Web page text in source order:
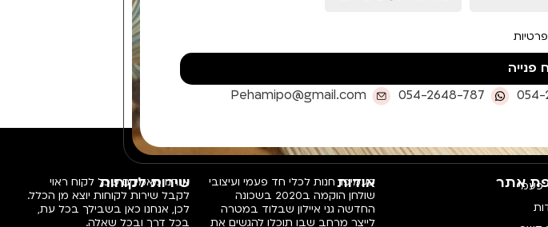
פנייה
054-
054-2648-787
Pehamipo@gmail.com
אתרפעמי
אודות
פעמיפו, חנות לכלי חד פעמי ועיצובי
שולחן הוקמה ב2020 בשכונה
החדשה גני איילון שבלוד במטרה
לייצר מרחב שבו תוכלו להגשים את
שירות לקוחות
אנחנו מאמינים שכל לקוח ראוי
לקבל שירות לקוחות יוצא מן הכלל.
לכן, אנחנו כאן בשבילך בכל עת,
בכל דרך ובכל שאלה.